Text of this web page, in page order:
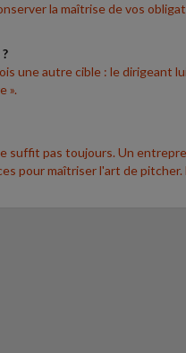
la maîtrise de vos
une autre cible : le dirigeant
».
suffit pas toujours. Un
pour maîtriser l'art de pitcher.